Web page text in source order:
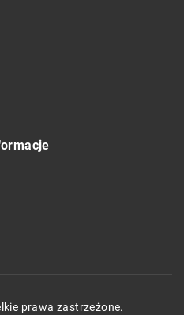
prawa zastrzeżone.